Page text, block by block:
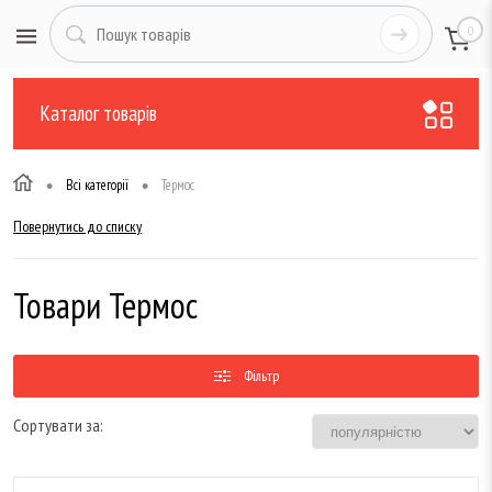
0
Каталог товарів
• Всі категорії • Термос
Повернутись до списку
Товари Термос
Фільтр
Сортувати за: